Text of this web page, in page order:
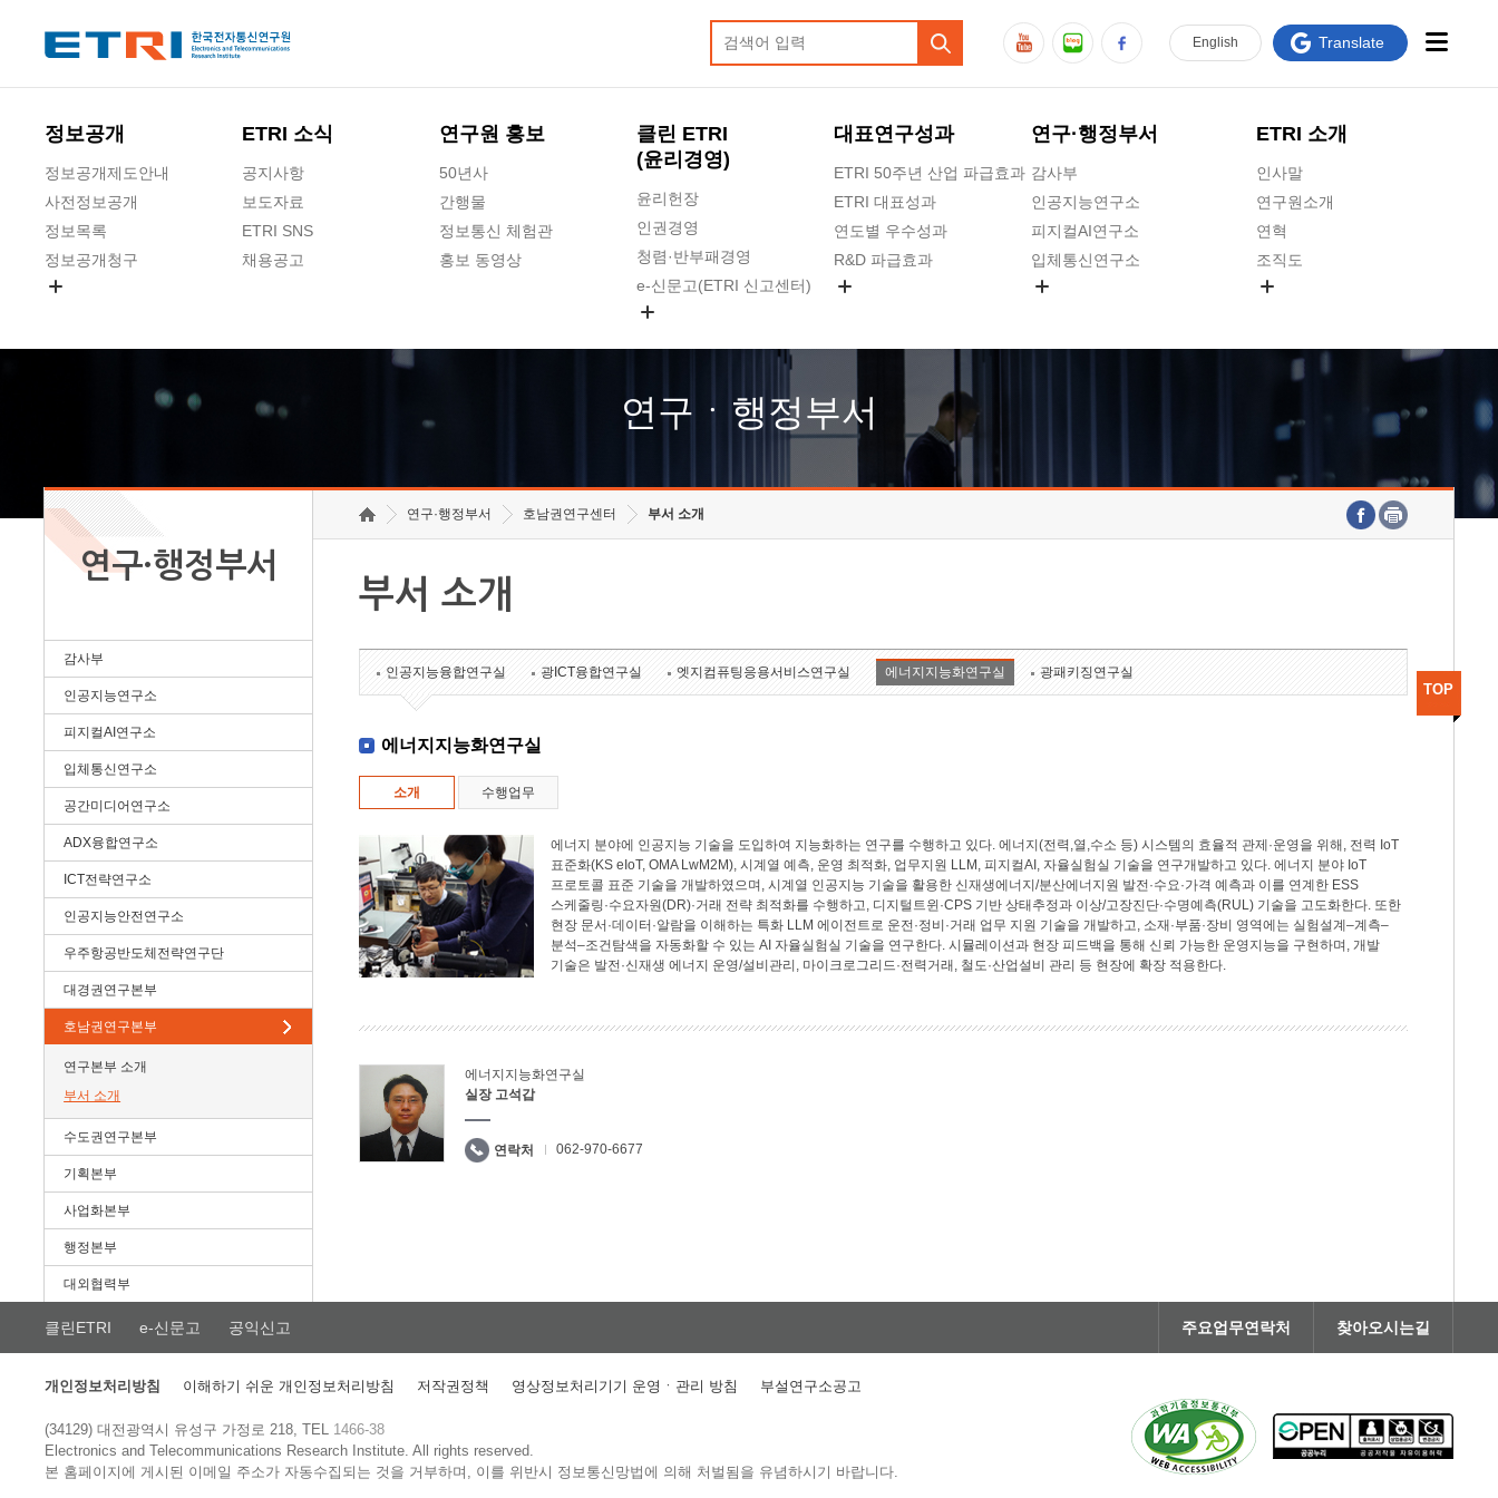
정보공개
정보공개제도안내
사전정보공개
정보목록
정보공개청구
ETRI 소식
공지사항
보도자료
ETRI SNS
채용공고
연구원 홍보
50년사
간행물
정보통신 체험관
홍보 동영상
클린 ETRI
(윤리경영)
윤리헌장
인권경영
청렴·반부패경영
e-신문고(ETRI 신고센터)
고객의소리
수의계약 현황
대표연구성과
ETRI 50주년 산업 파급효과
ETRI 대표성과
연도별 우수성과
R&D 파급효과
연구·행정부서
감사부
인공지능연구소
피지컬AI연구소
입체통신연구소
호남권연구본부
기획본부
ETRI 소개
인사말
연구원소개
연혁
조직도
연구원 고객헌장
주요업무연락처
English Translate
연구ㆍ행정부서
연구·행정부서
감사부
인공지능연구소
피지컬AI연구소
입체통신연구소
공간미디어연구소
ADX융합연구소
ICT전략연구소
인공지능안전연구소
우주항공반도체전략연구단
대경권연구본부
호남권연구본부
연구본부 소개
부서 소개
수도권연구본부
기획본부
사업화본부
행정본부
대외협력부
연구·행정부서 호남권연구센터 부서 소개
부서 소개
인공지능융합연구실 광ICT융합연구실 엣지컴퓨팅응용서비스연구실 에너지지능화연구실 광패키징연구실
에너지지능화연구실
소개 수행업무
에너지 분야에 인공지능 기술을 도입하여 지능화하는 연구를 수행하고 있다. 에너지(전력,열,수소 등) 시스템의 효율적 관제·운영을 위해, 전력 IoT
표준화(KS eIoT, OMA LwM2M), 시계열 예측, 운영 최적화, 업무지원 LLM, 피지컬AI, 자율실험실 기술을 연구개발하고 있다. 에너지 분야 IoT
프로토콜 표준 기술을 개발하였으며, 시계열 인공지능 기술을 활용한 신재생에너지/분산에너지원 발전·수요·가격 예측과 이를 연계한 ESS
스케줄링·수요자원(DR)·거래 전략 최적화를 수행하고, 디지털트윈·CPS 기반 상태추정과 이상/고장진단·수명예측(RUL) 기술을 고도화한다. 또한
현장 문서·데이터·알람을 이해하는 특화 LLM 에이전트로 운전·정비·거래 업무 지원 기술을 개발하고, 소재·부품·장비 영역에는 실험설계–계측–
분석–조건탐색을 자동화할 수 있는 AI 자율실험실 기술을 연구한다. 시뮬레이션과 현장 피드백을 통해 신뢰 가능한 운영지능을 구현하며, 개발
기술은 발전·신재생 에너지 운영/설비관리, 마이크로그리드·전력거래, 철도·산업설비 관리 등 현장에 확장 적용한다.
에너지지능화연구실
실장 고석갑
연락처 062-970-6677
TOP
클린ETRI e-신문고 공익신고 주요업무연락처 찾아오시는길
개인정보처리방침 이해하기 쉬운 개인정보처리방침 저작권정책 영상정보처리기기 운영ㆍ관리 방침 부설연구소공고
(34129) 대전광역시 유성구 가정로 218, TEL 1466-38
Electronics and Telecommunications Research Institute.All rights reserved.
본 홈페이지에 게시된 이메일 주소가 자동수집되는 것을 거부하며, 이를 위반시 정보통신망법에 의해 처벌됨을 유념하시기 바랍니다.